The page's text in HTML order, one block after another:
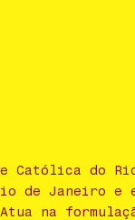
Católica do
de Janeiro e
na